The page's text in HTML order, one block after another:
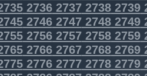
2736273727382739
2746274727482749
2756275727582759
2766276727682769
2776277727782779